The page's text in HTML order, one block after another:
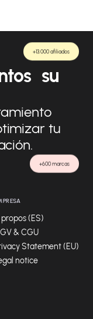
+600 marcas
+13.000 afiliados
su
tu
(ES)
& CGU
Statement (EU)
notice